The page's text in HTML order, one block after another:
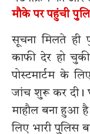
मौके पर पहुंची
सूचना मिलते ही
काफी देर हो
पोस्टमार्टम के
जांच शुरू कर दी।
माहौल बना हुआ
लिए भारी पुलिस